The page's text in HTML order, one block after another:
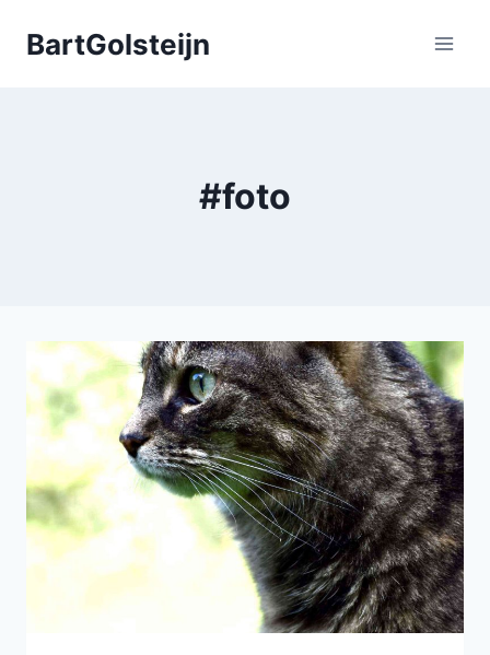
naarBartGolsteijn
#foto